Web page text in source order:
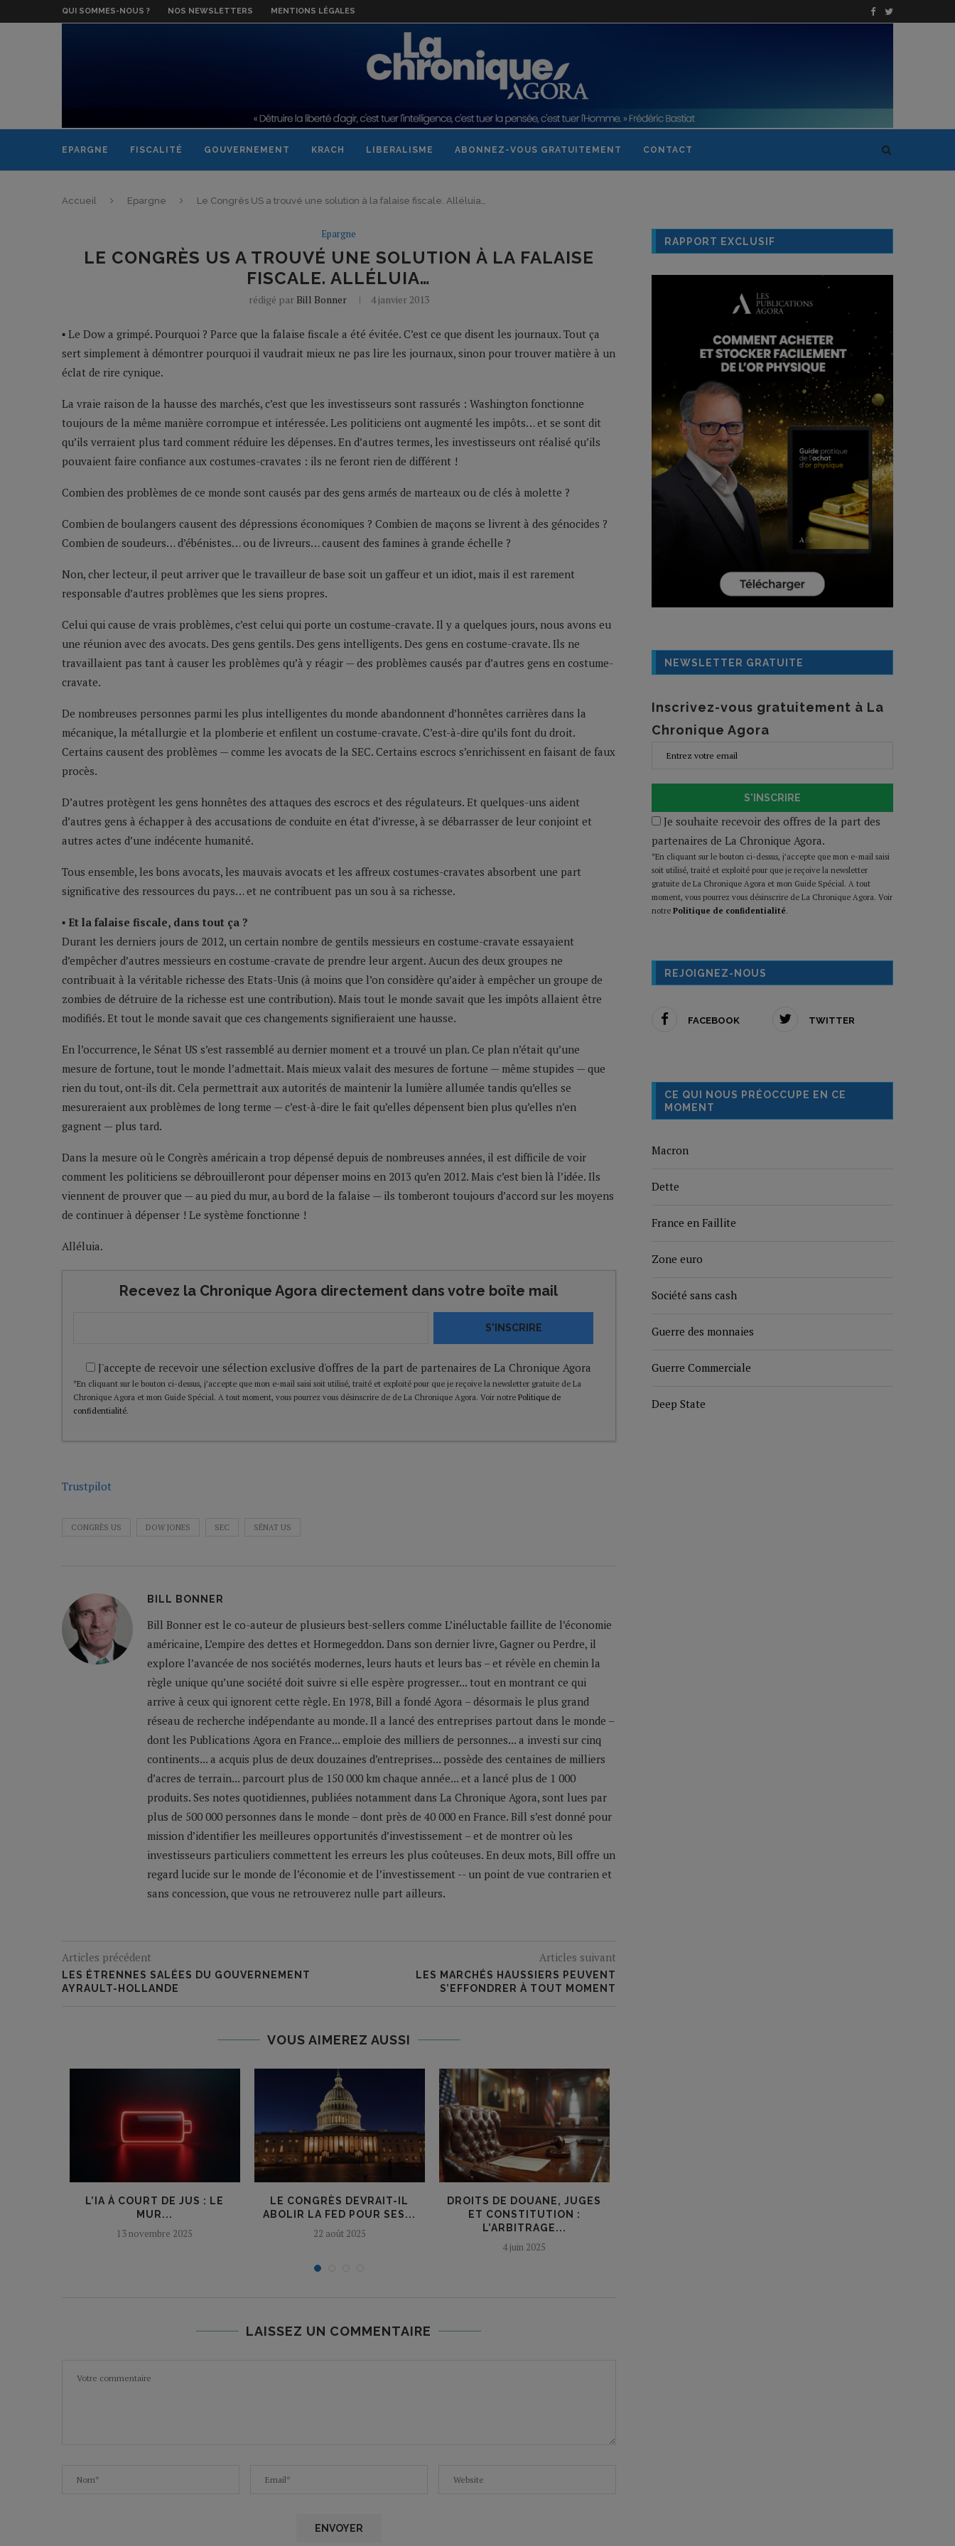
QUI SOMMES-NOUS ? NOS NEWSLETTERS MENTIONS LÉGALES
EPARGNE FISCALITÉ GOUVERNEMENT KRACH LIBERALISME ABONNEZ-VOUS GRATUITEMENT CONTACT
Accueil Epargne Le Congrès US a trouvé une solution à la falaise fiscale. Alléluia…
Epargne
LE CONGRÈS US A TROUVÉ UNE SOLUTION À LA FALAISE
FISCALE. ALLÉLUIA…
rédigé par Bill Bonner 4 janvier 2013
▪ Le Dow a grimpé. Pourquoi ? Parce que la falaise fiscale a été évitée. C’est ce que disent les journaux. Tout ça
sert simplement à démontrer pourquoi il vaudrait mieux ne pas lire les journaux, sinon pour trouver matière à un
éclat de rire cynique.
La vraie raison de la hausse des marchés, c’est que les investisseurs sont rassurés : Washington fonctionne
toujours de la même manière corrompue et intéressée. Les politiciens ont augmenté les impôts… et se sont dit
qu’ils verraient plus tard comment réduire les dépenses. En d’autres termes, les investisseurs ont réalisé qu’ils
pouvaient faire confiance aux costumes-cravates : ils ne feront rien de différent !
Combien des problèmes de ce monde sont causés par des gens armés de marteaux ou de clés à molette ?
Combien de boulangers causent des dépressions économiques ? Combien de maçons se livrent à des génocides ?
Combien de soudeurs… d’ébénistes… ou de livreurs… causent des famines à grande échelle ?
Non, cher lecteur, il peut arriver que le travailleur de base soit un gaffeur et un idiot, mais il est rarement
responsable d’autres problèmes que les siens propres.
Celui qui cause de vrais problèmes, c’est celui qui porte un costume-cravate. Il y a quelques jours, nous avons eu
une réunion avec des avocats. Des gens gentils. Des gens intelligents. Des gens en costume-cravate. Ils ne
travaillaient pas tant à causer les problèmes qu’à y réagir — des problèmes causés par d’autres gens en costume-
cravate.
De nombreuses personnes parmi les plus intelligentes du monde abandonnent d’honnêtes carrières dans la
mécanique, la métallurgie et la plomberie et enfilent un costume-cravate. C’est-à-dire qu’ils font du droit.
Certains causent des problèmes — comme les avocats de la SEC. Certains escrocs s’enrichissent en faisant de faux
procès.
D’autres protègent les gens honnêtes des attaques des escrocs et des régulateurs. Et quelques-uns aident
d’autres gens à échapper à des accusations de conduite en état d’ivresse, à se débarrasser de leur conjoint et
autres actes d’une indécente humanité.
Tous ensemble, les bons avocats, les mauvais avocats et les affreux costumes-cravates absorbent une part
significative des ressources du pays… et ne contribuent pas un sou à sa richesse.
▪ Et la falaise fiscale, dans tout ça ?
Durant les derniers jours de 2012, un certain nombre de gentils messieurs en costume-cravate essayaient
d’empêcher d’autres messieurs en costume-cravate de prendre leur argent. Aucun des deux groupes ne
contribuait à la véritable richesse des Etats-Unis (à moins que l’on considère qu’aider à empêcher un groupe de
zombies de détruire de la richesse est une contribution). Mais tout le monde savait que les impôts allaient être
modifiés. Et tout le monde savait que ces changements signifieraient une hausse.
En l’occurrence, le Sénat US s’est rassemblé au dernier moment et a trouvé un plan. Ce plan n’était qu’une
mesure de fortune, tout le monde l’admettait. Mais mieux valait des mesures de fortune — même stupides — que
rien du tout, ont-ils dit. Cela permettrait aux autorités de maintenir la lumière allumée tandis qu’elles se
mesureraient aux problèmes de long terme — c’est-à-dire le fait qu’elles dépensent bien plus qu’elles n’en
gagnent — plus tard.
Dans la mesure où le Congrès américain a trop dépensé depuis de nombreuses années, il est difficile de voir
comment les politiciens se débrouilleront pour dépenser moins en 2013 qu’en 2012. Mais c’est bien là l’idée. Ils
viennent de prouver que — au pied du mur, au bord de la falaise — ils tomberont toujours d’accord sur les moyens
de continuer à dépenser ! Le système fonctionne !
Alléluia.
Recevez la Chronique Agora directement dans votre boîte mail
S'INSCRIRE
J'accepte de recevoir une sélection exclusive d'offres de la part de partenaires de La Chronique Agora
*En cliquant sur le bouton ci-dessus, j’accepte que mon e-mail saisi soit utilisé, traité et exploité pour que je reçoive la newsletter gratuite de La
Chronique Agora et mon Guide Spécial. A tout moment, vous pourrez vous désinscrire de de La Chronique Agora. Voir notre Politique de
confidentialité.
Trustpilot
CONGRÈS US DOW JONES SEC SÉNAT US
BILL BONNER
Bill Bonner est le co-auteur de plusieurs best-sellers comme L’inéluctable faillite de l’économie
américaine, L’empire des dettes et Hormegeddon. Dans son dernier livre, Gagner ou Perdre, il
explore l’avancée de nos sociétés modernes, leurs hauts et leurs bas – et révèle en chemin la
règle unique qu’une société doit suivre si elle espère progresser... tout en montrant ce qui
arrive à ceux qui ignorent cette règle. En 1978, Bill a fondé Agora – désormais le plus grand
réseau de recherche indépendante au monde. Il a lancé des entreprises partout dans le monde –
dont les Publications Agora en France... emploie des milliers de personnes... a investi sur cinq
continents... a acquis plus de deux douzaines d’entreprises... possède des centaines de milliers
d’acres de terrain... parcourt plus de 150 000 km chaque année... et a lancé plus de 1 000
produits. Ses notes quotidiennes, publiées notamment dans La Chronique Agora, sont lues par
plus de 500 000 personnes dans le monde – dont près de 40 000 en France. Bill s’est donné pour
mission d’identifier les meilleures opportunités d’investissement – et de montrer où les
investisseurs particuliers commettent les erreurs les plus coûteuses. En deux mots, Bill offre un
regard lucide sur le monde de l’économie et de l’investissement -- un point de vue contrarien et
sans concession, que vous ne retrouverez nulle part ailleurs.
Articles précédent
LES ÉTRENNES SALÉES DU GOUVERNEMENT
AYRAULT-HOLLANDE
Articles suivant
LES MARCHÉS HAUSSIERS PEUVENT
S’EFFONDRER À TOUT MOMENT
VOUS AIMEREZ AUSSI
L’IA À COURT DE JUS : LE
MUR...
13 novembre 2025
LE CONGRÈS DEVRAIT-IL
ABOLIR LA FED POUR SES...
22 août 2025
DROITS DE DOUANE, JUGES
ET CONSTITUTION :
L’ARBITRAGE...
4 juin 2025
LAISSEZ UN COMMENTAIRE
RAPPORT EXCLUSIF
NEWSLETTER GRATUITE
Inscrivez-vous gratuitement à La
Chronique Agora
S'INSCRIRE
Je souhaite recevoir des offres de la part des
partenaires de La Chronique Agora.
*En cliquant sur le bouton ci-dessus, j’accepte que mon e-mail saisi
soit utilisé, traité et exploité pour que je reçoive la newsletter
gratuite de La Chronique Agora et mon Guide Spécial. A tout
moment, vous pourrez vous désinscrire de La Chronique Agora. Voir
notre Politique de confidentialité.
REJOIGNEZ-NOUS
FACEBOOK TWITTER
CE QUI NOUS PRÉOCCUPE EN CE
MOMENT
Macron
Dette
France en Faillite
Zone euro
Société sans cash
Guerre des monnaies
Guerre Commerciale
Deep State